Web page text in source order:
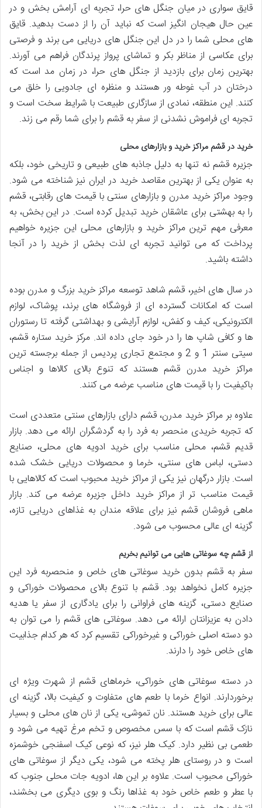
قایق سواری در میان جنگل های حرا، تجربه ای آرامش بخش و در
عین حال هیجان انگیز است که نباید آن را از دست بدهید. قایق
های محلی شما را در دل این جنگل های دریایی می برند و فرصتی
برای عکاسی از مناظر بکر و تماشای پرواز پرندگان فراهم می آورند.
بهترین زمان برای بازدید از جنگل های حرا، در زمان مد است که
درختان در آب غوطه ور هستند و منظره ای جادویی را خلق می
کنند. این منطقه، نمادی از سازگاری طبیعت با شرایط سخت است و
تجربه ای فراموش نشدنی از سفر به قشم را برای شما رقم می زند.
خرید در قشم مراکز خرید و بازارهای محلی
جزیره قشم نه تنها به دلیل جاذبه های طبیعی و تاریخی خود، بلکه
به عنوان یکی از بهترین مقاصد خرید در ایران نیز شناخته می شود.
وجود مراکز خرید مدرن و بازارهای سنتی با قیمت های رقابتی، قشم
را به بهشتی برای عاشقان خرید تبدیل کرده است. در این بخش، به
معرفی مهم ترین مراکز خرید و بازارهای محلی این جزیره خواهیم
پرداخت که می توانید تجربه ای لذت بخش از خرید را در آنجا
داشته باشید.
در سال های اخیر، قشم شاهد توسعه مراکز خرید بزرگ و مدرن بوده
است که امکانات گسترده ای از فروشگاه های برند، پوشاک، لوازم
الکترونیکی، کیف و کفش، لوازم آرایشی و بهداشتی گرفته تا رستوران
ها و کافی شاپ ها را در خود جای داده اند. مرکز خرید ستاره قشم،
سیتی سنتر 1 و 2 و مجتمع تجاری پردیس از جمله برجسته ترین
مراکز خرید مدرن قشم هستند که تنوع بالای کالاها و اجناس
باکیفیت را با قیمت های مناسب عرضه می کنند.
علاوه بر مراکز خرید مدرن، قشم دارای بازارهای سنتی متعددی است
که تجربه خریدی منحصر به فرد را به گردشگران ارائه می دهد. بازار
قدیم قشم، محلی مناسب برای خرید ادویه های محلی، صنایع
دستی، لباس های سنتی، خرما و محصولات دریایی خشک شده
است. بازار درگهان نیز یکی از مراکز خرید محبوب است که کالاهایی با
قیمت مناسب تر از مراکز خرید داخل جزیره عرضه می کند. بازار
ماهی فروشان قشم نیز برای علاقه مندان به غذاهای دریایی تازه،
گزینه ای عالی محسوب می شود.
از قشم چه سوغاتی هایی می توانیم بخریم
سفر به قشم بدون خرید سوغاتی های خاص و منحصربه فرد این
جزیره کامل نخواهد بود. قشم با تنوع بالای محصولات خوراکی و
صنایع دستی، گزینه های فراوانی را برای یادگاری از سفر یا هدیه
دادن به عزیزانتان ارائه می دهد. سوغاتی های قشم را می توان به
دو دسته اصلی خوراکی و غیرخوراکی تقسیم کرد که هر کدام جذابیت
های خاص خود را دارند.
در دسته سوغاتی های خوراکی، خرماهای قشم از شهرت ویژه ای
برخوردارند. انواع خرما با طعم های متفاوت و کیفیت بالا، گزینه ای
عالی برای خرید هستند. نان تموشی، یکی از نان های محلی و بسیار
نازک قشم است که با سس مخصوص و تخم مرغ تهیه می شود و
طعمی بی نظیر دارد. کیک هلر نیز، که نوعی کیک اسفنجی خوشمزه
است و در روستای هلر پخته می شود، یکی دیگر از سوغاتی های
خوراکی محبوب است. علاوه بر این ها، ادویه جات محلی جنوب که
با عطر و طعم خاص خود به غذاها رنگ و بوی دیگری می بخشند،